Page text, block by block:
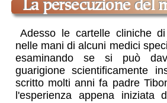
La persecuzione del
Adesso le cartelle cliniche
nelle mani di alcuni medici
esaminando se si può
guarigione scientificamente
scritto molti anni fa padre
l'esperienza appena iniziata